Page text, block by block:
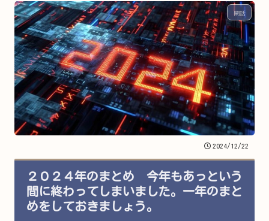
閑話
2024/12/22
２０２４年のまとめ 今年もあっという
間に終わってしまいました。一年のまと
めをしておきましょう。